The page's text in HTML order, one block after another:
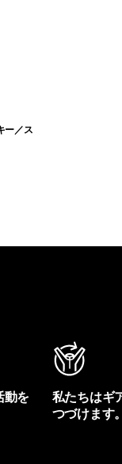
ー／ス
動を
私たちはギ
つづけます。